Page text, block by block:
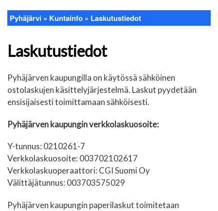
Murupolku
Pyhäjärvi Kuntainfo Laskutustiedot
Laskutustiedot
Pyhäjärven kaupungilla on käytössä sähköinen
ostolaskujen käsittelyjärjestelmä. Laskut pyydetään
ensisijaisesti toimittamaan sähköisesti.
Pyhäjärven kaupungin verkkolaskuosoite:
Y-tunnus: 0210261-7
Verkkolaskuosoite: 003702102617
Verkkolaskuoperaattori: CGI Suomi Oy
Välittäjätunnus: 003703575029
Pyhäjärven kaupungin paperilaskut toimitetaan